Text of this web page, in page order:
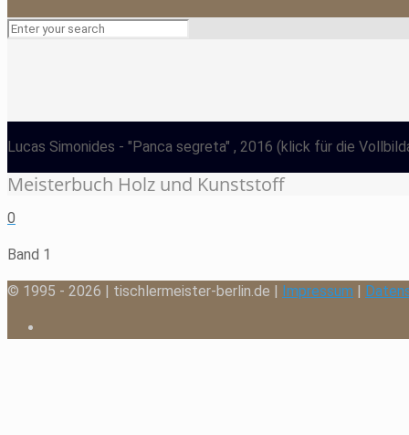
Lucas Simonides - "Panca segreta" , 2016 (klick für die
Meisterbuch Holz und Kunststoff
0
Band 1
© 1995 - 2026 | tischlermeister-berlin.de | Impressum